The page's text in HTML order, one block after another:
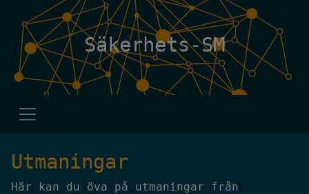
Säkerhets-SM
Utmaningar
Här kan du öva på utmaningar från